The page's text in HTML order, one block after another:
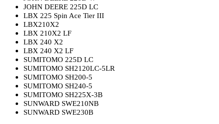
JOHN DEERE 225D LC
LBX 225 Spin Ace Tier III
LBX210X2
LBX 210X2 LF
LBX 240 X2
LBX 240 X2 LF
SUMITOMO 225D LC
SUMITOMO SH2120LC-5LR
SUMITOMO SH200-5
SUMITOMO SH240-5
SUMITOMO SH225X-3B
SUNWARD SWE210NB
SUNWARD SWE230B